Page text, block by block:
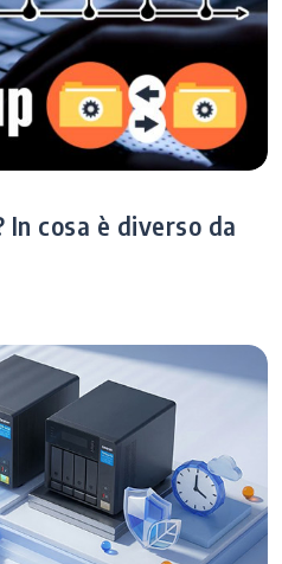
semplice.
In cosa è diverso da